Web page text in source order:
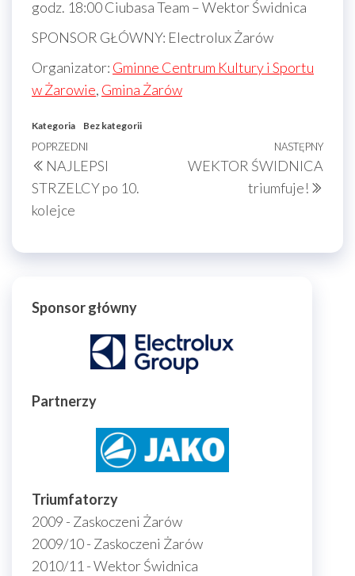
godz. 18:00 Ciubasa Team – Wektor Świdnica
SPONSOR GŁÓWNY: Electrolux Żarów
Organizator: Gminne Centrum Kultury i Sportu
w Żarowie, Gmina Żarów
Kategoria Bez kategorii
Nawigacja
wpisu
Poprzedni
wpis
POPRZEDNI
NAJLEPSI
STRZELCY po 10.
kolejce
wpis
NASTĘPNY
WEKTOR ŚWIDNICA
triumfuje!
Sponsor główny
Partnerzy
Triumfatorzy
2009 - Zaskoczeni Żarów
2009/10 - Zaskoczeni Żarów
2010/11 - Wektor Świdnica